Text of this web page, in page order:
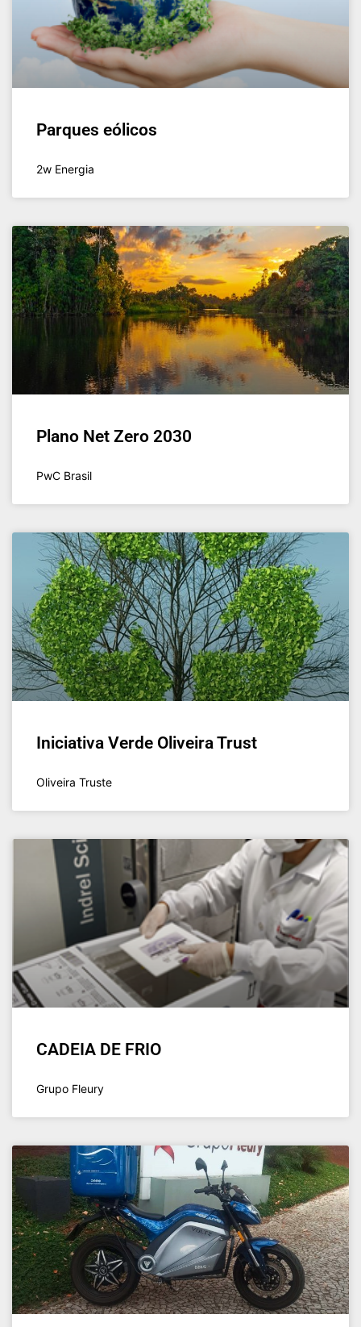
Parques eólicos
2w Energia
Plano Net Zero 2030
PwC Brasil
Iniciativa Verde Oliveira Trust
Oliveira Truste
CADEIA DE FRIO
Grupo Fleury